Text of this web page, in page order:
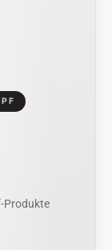
Produkte